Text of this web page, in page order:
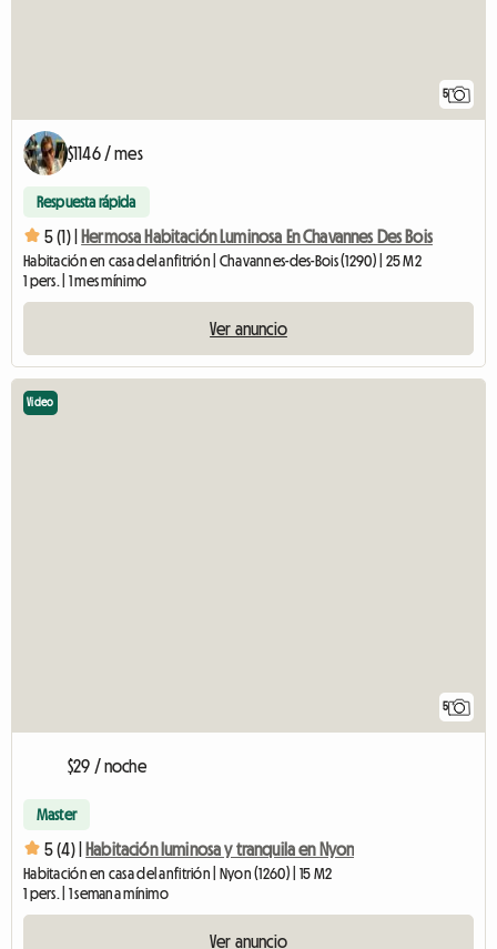
5
$1146 / mes
Respuesta rápida
5 (1) | Hermosa Habitación Luminosa En Chavannes Des Bois
Habitación en casa del anfitrión | Chavannes-des-Bois (1290) | 25 M2
1 pers. | 1 mes mínimo
Ver anuncio
5
Video
$29 / noche
Master
5 (4) | Habitación luminosa y tranquila en Nyon
Habitación en casa del anfitrión | Nyon (1260) | 15 M2
1 pers. | 1 semana mínimo
Ver anuncio